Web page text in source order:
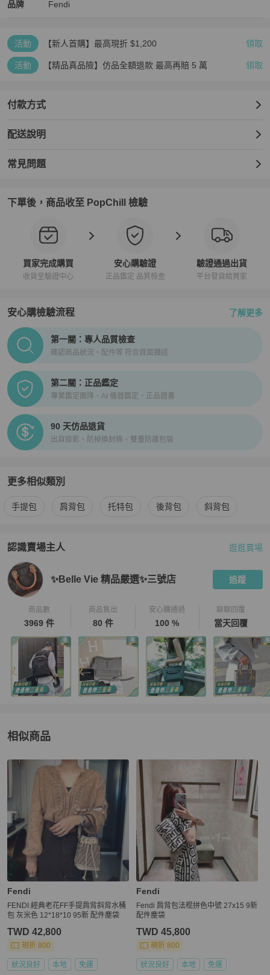
品牌
Fendi 女包品牌介紹
Fendi
Fendi 推薦清單
活動 【新人首購】最高現折 $1,200 領取
活動 【精品真品險】仿品全額退款 最高再賠 5 萬 領取
付款方式
配送說明
常見問題
下單後，商品收至 PopChill 檢驗
買家完成購買
收貨至驗證中心
安心購驗證
正品鑑定 品質檢查
驗證通過出貨
平台發貨給買家
安心購檢驗流程 了解更多
PopChill拍拍圈正品驗證、安心購檢驗流程介紹
第一關：專人品質檢查
確認商品狀況、配件等 符合頁面描述
第二關：正品鑑定
專業鑑定團隊、AI 儀器鑑定、正品證書
90 天仿品退貨
出貨錄影、防掉換封條、雙重防護包裝
更多相似類別
更多Fendi 女包相似商品推薦
手提包 肩背包 托特包 後背包 斜背包
認識賣場主人
PopChill 拍拍圈嚴選賣家 ✨Belle Vie 精品嚴選✨三號店介紹
逛逛賣場
✨Belle Vie 精品嚴選✨三號店 追蹤
商品數
3969 件
商品售出
80 件
安心購通過
100 %
聊聊回覆
當天回覆
相似商品
更多相似Fendi女包推薦精品
Fendi
FENDI 經典老花FF手提肩背斜背水桶
包 灰米色 12*18*10 95新 配件塵袋
TWD 42,800
現折 800
狀況良好 本地 免運
Fendi
Fendi 肩背包法棍拼色中號 27x15 9新
配件塵袋
TWD 45,800
現折 800
狀況良好 本地 免運